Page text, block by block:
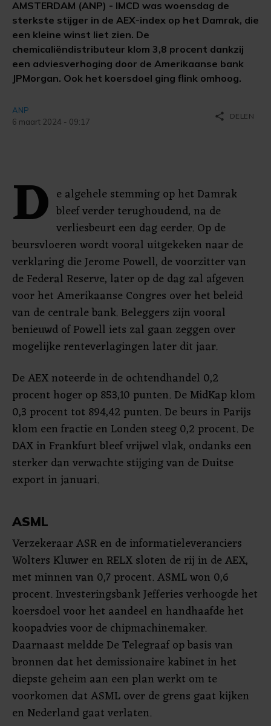
AMSTERDAM (ANP) - IMCD was woensdag de
sterkste stijger in de AEX-index op het Damrak, die
een kleine winst liet zien. De
chemicaliëndistributeur klom 3,8 procent dankzij
een adviesverhoging door de Amerikaanse bank
JPMorgan. Ook het koersdoel ging flink omhoog.
ANP
6 maart 2024 - 09:17
share DELEN
D e algehele stemming op het Damrak
bleef verder terughoudend, na de
verliesbeurt een dag eerder. Op de
beursvloeren wordt vooral uitgekeken naar de
verklaring die Jerome Powell, de voorzitter van
de Federal Reserve, later op de dag zal afgeven
voor het Amerikaanse Congres over het beleid
van de centrale bank. Beleggers zijn vooral
benieuwd of Powell iets zal gaan zeggen over
mogelijke renteverlagingen later dit jaar.
De AEX noteerde in de ochtendhandel 0,2
procent hoger op 853,10 punten. De MidKap klom
0,3 procent tot 894,42 punten. De beurs in Parijs
klom een fractie en Londen steeg 0,2 procent. De
DAX in Frankfurt bleef vrijwel vlak, ondanks een
sterker dan verwachte stijging van de Duitse
export in januari.
ASML
Verzekeraar ASR en de informatieleveranciers
Wolters Kluwer en RELX sloten de rij in de AEX,
met minnen van 0,7 procent. ASML won 0,6
procent. Investeringsbank Jefferies verhoogde het
koersdoel voor het aandeel en handhaafde het
koopadvies voor de chipmachinemaker.
Daarnaast meldde De Telegraaf op basis van
bronnen dat het demissionaire kabinet in het
diepste geheim aan een plan werkt om te
voorkomen dat ASML over de grens gaat kijken
en Nederland gaat verlaten.